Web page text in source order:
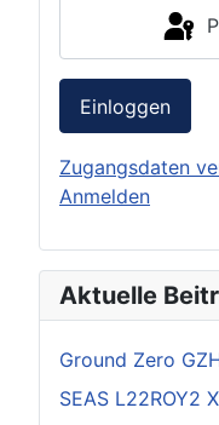
Einloggen
Zugangsdaten
Anmelden
Aktuelle
Ground Zero
SEAS L22ROY2